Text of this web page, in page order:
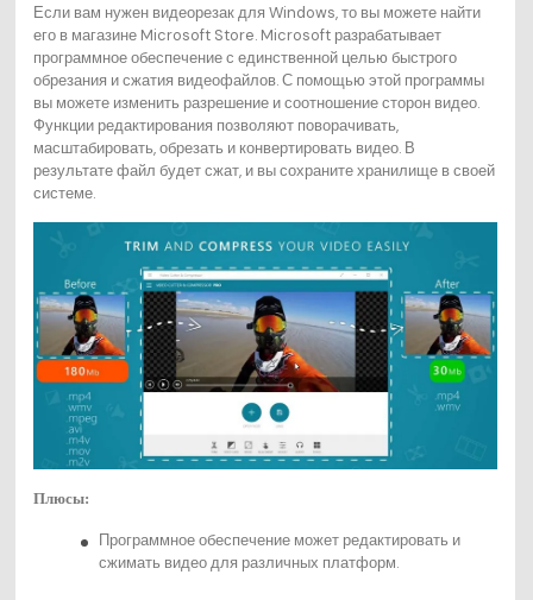
Если вам нужен видеорезак для Windows, то вы можете найти
его в магазине Microsoft Store. Microsoft разрабатывает
программное обеспечение с единственной целью быстрого
обрезания и сжатия видеофайлов. С помощью этой программы
вы можете изменить разрешение и соотношение сторон видео.
Функции редактирования позволяют поворачивать,
масштабировать, обрезать и конвертировать видео. В
результате файл будет сжат, и вы сохраните хранилище в своей
системе.
Плюсы:
Программное обеспечение может редактировать и
сжимать видео для различных платформ.